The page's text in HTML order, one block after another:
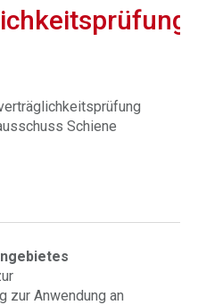
Schiene
zur Anwendung an